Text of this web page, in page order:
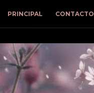
PRINCIPAL CONTACTO